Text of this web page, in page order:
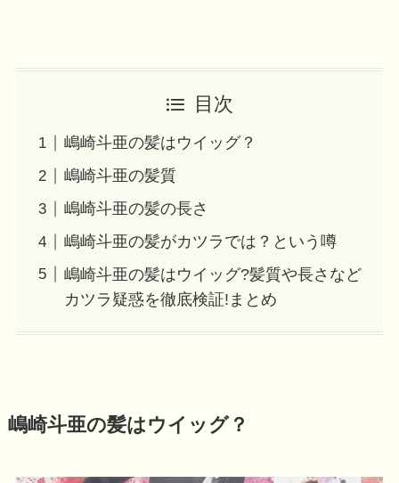
目次
嶋崎斗亜の髪はウイッグ？
嶋崎斗亜の髪質
嶋崎斗亜の髪の長さ
嶋崎斗亜の髪がカツラでは？という噂
嶋崎斗亜の髪はウイッグ?髪質や長さなど
カツラ疑惑を徹底検証!まとめ
嶋崎斗亜の髪はウイッグ？